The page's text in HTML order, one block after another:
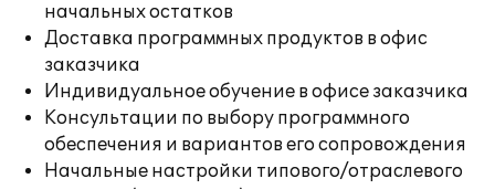
начальных остатков
Доставка программных продуктов в офис
заказчика
Индивидуальное обучение в офисе заказчика
Консультации по выбору программного
обеспечения и вариантов его сопровождения
Начальные настройки типового/отраслевого